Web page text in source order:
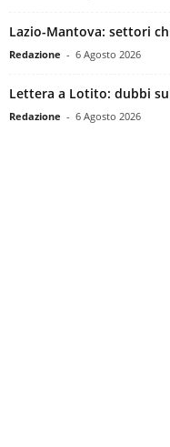
Lazio-Mantova: settori
Redazione - 6 Agosto 2026
Lettera a Lotito: dubbi
Redazione - 6 Agosto 2026